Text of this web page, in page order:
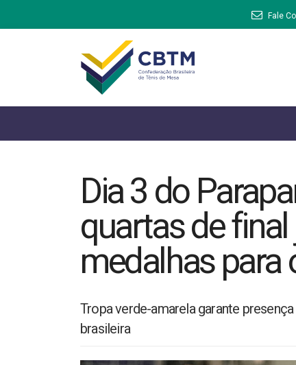
Fale
Dia 3 do
quartas de
medalhas para
Tropa verde-amarela garante
brasileira